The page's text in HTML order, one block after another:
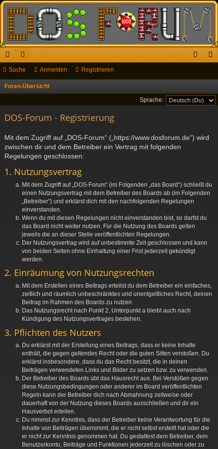
ch
ne
ug
or
en
el rie
Suche Anmelden Registrieren
Foren-Übersicht
u
Sprache:
DOS-Forum - Registrierung
Mit dem Zugriff auf „DOS-Forum“ („https://www.dosforum.de“) wird
zwischen dir und dem Betreiber ein Vertrag mit folgenden
Regelungen geschlossen:
1. Nutzungsvertrag
Mit dem Zugriff auf „DOS-Forum“ (im Folgenden „das Board“) schließt du
einen Nutzungsvertrag mit dem Betreiber des Boards ab (im Folgenden
„Betreiber“) und erklärst dich mit den nachfolgenden Regelungen
einverstanden.
Wenn du mit diesen Regelungen nicht einverstanden bist, so darfst du
das Board nicht weiter nutzen. Für die Nutzung des Boards gelten
jeweils die an dieser Stelle veröffentlichten Regelungen.
Der Nutzungsvertrag wird auf unbestimmte Zeit geschlossen und kann
von beiden Seiten ohne Einhaltung einer Frist jederzeit gekündigt
werden.
2. Einräumung von Nutzungsrechten
Mit dem Erstellen eines Beitrags erteilst du dem Betreiber ein einfaches,
zeitlich und räumlich unbeschränktes und unentgeltliches Recht, deinen
Beitrag im Rahmen des Boards zu nutzen.
Das Nutzungsrecht nach Punkt 2, Unterpunkt a bleibt auch nach
Kündigung des Nutzungsvertrages bestehen.
3. Pflichten des Nutzers
Du erklärst mit der Erstellung eines Beitrags, dass er keine Inhalte
enthält, die gegen geltendes Recht oder die guten Sitten verstoßen. Du
erklärst insbesondere, dass du das Recht besitzt, die in deinen
Beiträgen verwendeten Links und Bilder zu setzen bzw. zu verwenden.
Der Betreiber des Boards übt das Hausrecht aus. Bei Verstößen gegen
diese Nutzungsbedingungen oder anderer im Board veröffentlichten
Regeln kann der Betreiber dich nach Abmahnung zeitweise oder
dauerhaft von der Nutzung dieses Boards ausschließen und dir ein
Hausverbot erteilen.
Du nimmst zur Kenntnis, dass der Betreiber keine Verantwortung für die
Inhalte von Beiträgen übernimmt, die er nicht selbst erstellt hat oder die
er nicht zur Kenntnis genommen hat. Du gestattest dem Betreiber, dein
Benutzerkonto, Beiträge und Funktionen jederzeit zu löschen oder zu